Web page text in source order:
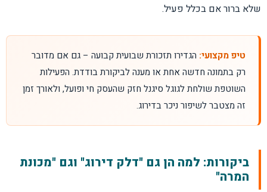
שלא ברור אם בכלל פעיל.
טיפ מקצועי: הגדירו תזכורת שבועית קבועה – גם אם מדובר
רק בתמונה חדשה אחת או מענה לביקורת בודדת. הפעילות
השוטפת שולחת לגוגל סיגנל חזק שהעסק חי ופועל, ולאורך זמן
זה מצטבר לשיפור ניכר בדירוג.
ביקורות: למה הן גם "דלק דירוג" וגם "מכונת
המרה"